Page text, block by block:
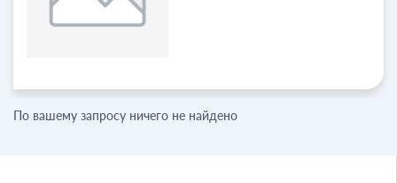
По вашему запросу ничего не найдено